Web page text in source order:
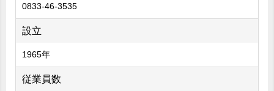
0833-46-3535
設立
1965年
従業員数